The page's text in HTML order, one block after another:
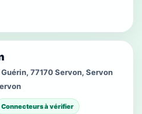
77170 Servon, Servon
Connecteurs à vérifier